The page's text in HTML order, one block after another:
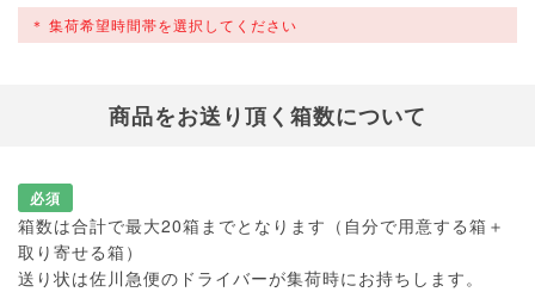
集荷希望時間帯を選択してください
商品をお送り頂く箱数について
必須
箱数は合計で最大20箱までとなります（自分で用意する箱＋
取り寄せる箱）
送り状は佐川急便のドライバーが集荷時にお持ちします。